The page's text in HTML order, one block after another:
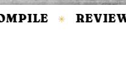
✳ REVIEW